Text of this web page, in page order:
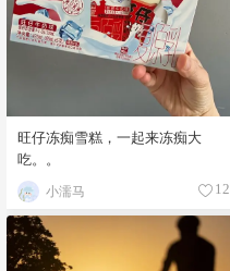
旺仔冻痴雪糕，一起来冻痴大
吃。。
小濡马 12